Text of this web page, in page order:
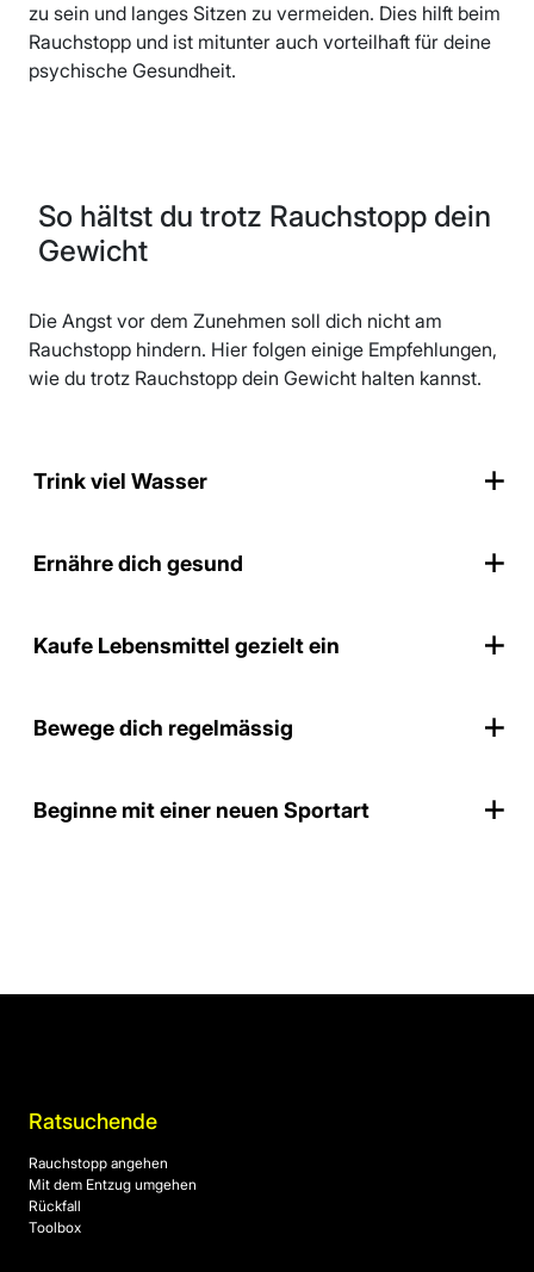
zu sein und langes Sitzen zu vermeiden. Dies hilft beim
Rauchstopp und ist mitunter auch vorteilhaft für deine
psychische Gesundheit.
So hältst du trotz Rauchstopp dein
Gewicht
Die Angst vor dem Zunehmen soll dich nicht am
Rauchstopp hindern. Hier folgen einige Empfehlungen,
wie du trotz Rauchstopp dein Gewicht halten kannst.
Trink viel Wasser
Ernähre dich gesund
Kaufe Lebensmittel gezielt ein
Bewege dich regelmässig
Beginne mit einer neuen Sportart
Ratsuchende
Rauchstopp angehen
Mit dem Entzug umgehen
Rückfall
Toolbox